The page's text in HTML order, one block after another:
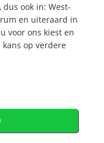
ook in: West-
en uiteraard in
voor ons kiest en
op verdere